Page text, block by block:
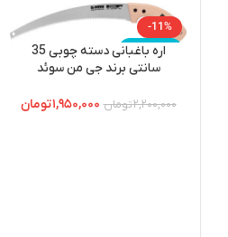
-11%
اتمام موجودی
اره باغبانی دسته چوبی 35
سانتی برند جی من سوئد
۲,۲۰۰,۰۰۰تومان ۱,۹۵۰,۰۰۰تومان